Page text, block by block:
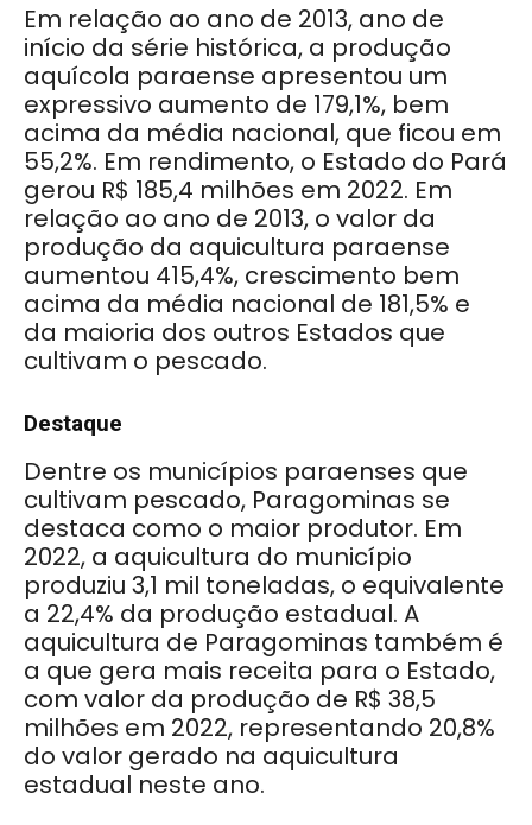
Em relação ao ano de 2013, ano de
início da série histórica, a produção
aquícola paraense apresentou um
expressivo aumento de 179,1%, bem
acima da média nacional, que ficou em
55,2%. Em rendimento, o Estado do Pará
gerou R$ 185,4 milhões em 2022. Em
relação ao ano de 2013, o valor da
produção da aquicultura paraense
aumentou 415,4%, crescimento bem
acima da média nacional de 181,5% e
da maioria dos outros Estados que
cultivam o pescado.
Destaque
Dentre os municípios paraenses que
cultivam pescado, Paragominas se
destaca como o maior produtor. Em
2022, a aquicultura do município
produziu 3,1 mil toneladas, o equivalente
a 22,4% da produção estadual. A
aquicultura de Paragominas também é
a que gera mais receita para o Estado,
com valor da produção de R$ 38,5
milhões em 2022, representando 20,8%
do valor gerado na aquicultura
estadual neste ano.